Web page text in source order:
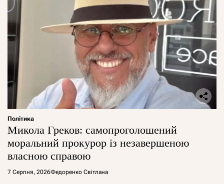
Політика
Микола Греков: самопроголошений
моральний прокурор із незавершеною
власною справою
7 Серпня, 2026Федоренко Світлана